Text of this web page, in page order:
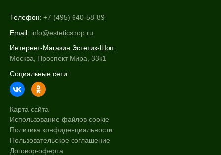
Телефон: +7 (495) 640-58-89
Email: info@esteticshop.ru
Интернет-Магазин Эстетик-Шоп:
Москва, Проспект Мира, 33к1
Социальные сети:
Карта сайта
Использование файлов cookie
Политика конфиденциальности
Пользовательское соглашение
Договор-оферта